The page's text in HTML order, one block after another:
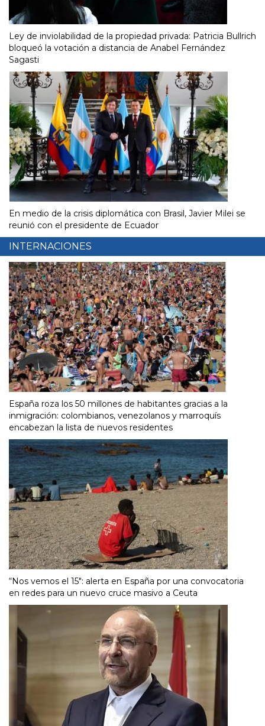
Ley de inviolabilidad de la propiedad privada: Patricia Bullrich
bloqueó la votación a distancia de Anabel Fernández
Sagasti
En medio de la crisis diplomática con Brasil, Javier Milei se
reunió con el presidente de Ecuador
INTERNACIONES
España roza los 50 millones de habitantes gracias a la
inmigración: colombianos, venezolanos y marroquís
encabezan la lista de nuevos residentes
“Nos vemos el 15″: alerta en España por una convocatoria
en redes para un nuevo cruce masivo a Ceuta